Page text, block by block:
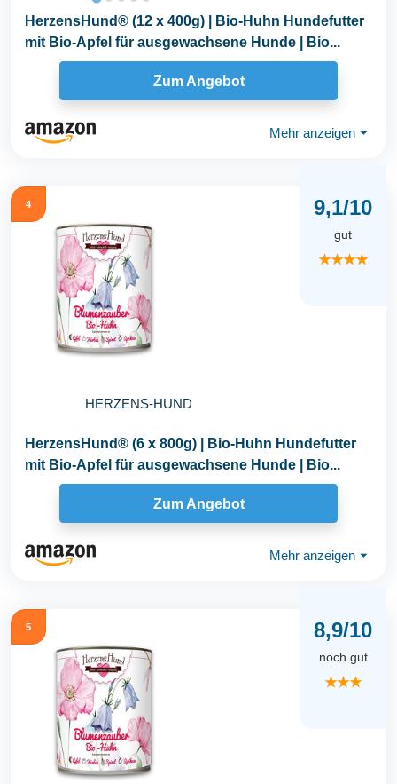
HerzensHund® (12 x 400g) | Bio-Huhn Hundefutter
mit Bio-Apfel für ausgewachsene Hunde | Bio...
Zum Angebot
Mehr anzeigen ⏷
4
HERZENS-HUND
9,1/10
gut
★★★★
HerzensHund® (6 x 800g) | Bio-Huhn Hundefutter
mit Bio-Apfel für ausgewachsene Hunde | Bio...
Zum Angebot
Mehr anzeigen ⏷
5 8,9/10
noch gut
★★★